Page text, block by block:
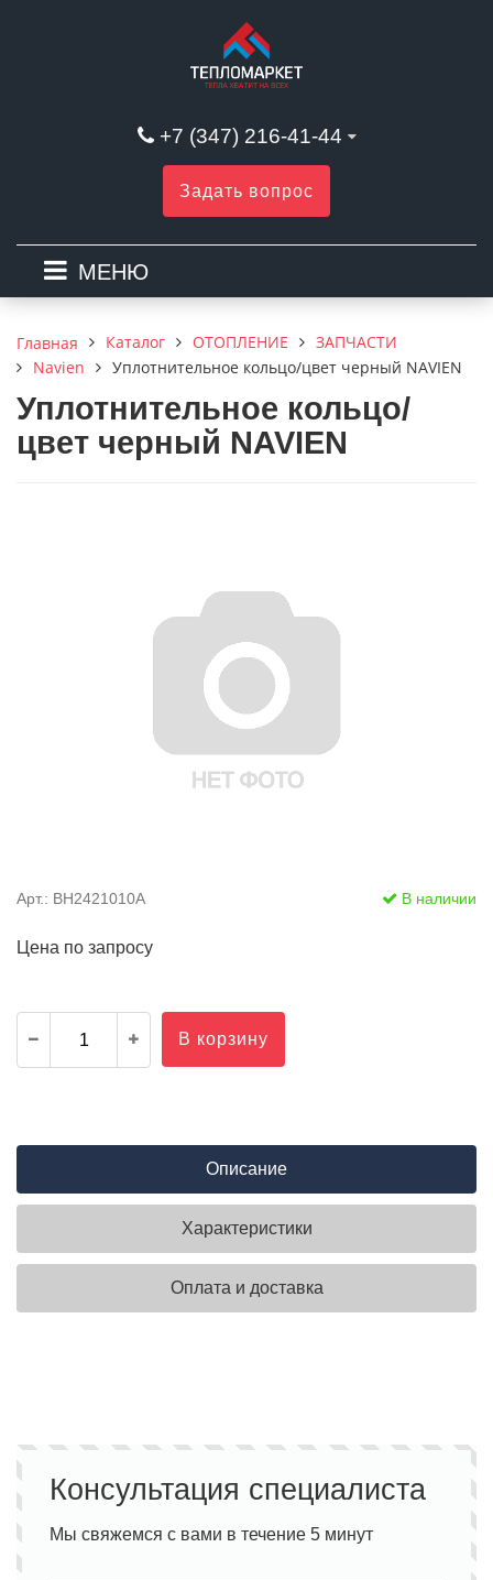
+7 (347) 216-41-44
Задать вопрос
МЕНЮ
Главная Каталог ОТОПЛЕНИЕ
ЗАПЧАСТИ
Navien
Уплотнительное кольцо/цвет черный NAVIEN
Уплотнительное кольцо/
цвет черный NAVIEN
Арт.: BH2421010A В наличии
Цена по запросу
В корзину
Описание
Характеристики
Оплата и доставка
Консультация специалиста
Мы свяжемся с вами в течение 5 минут